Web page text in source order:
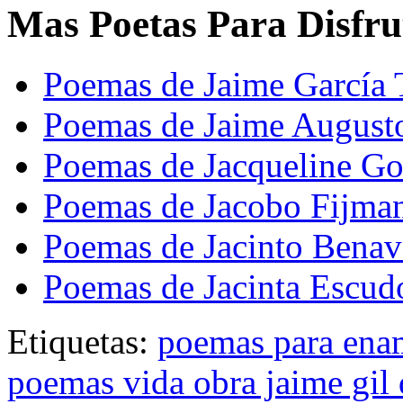
Mas Poetas Para
Poemas de Jaime García
Poemas de Jaime
Poemas de Jacqueline
Poemas de Jacobo
Poemas de Jacinto
Poemas de Jacinta
Etiquetas: poemas para
poemas vida obra jaime gil